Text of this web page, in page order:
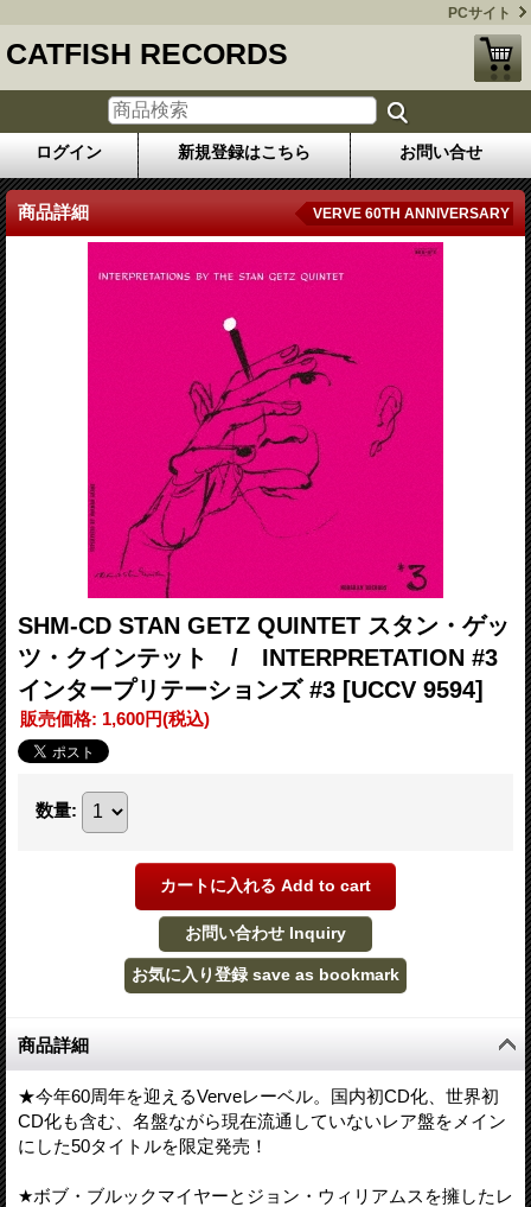
PCサイト
CATFISH RECORDS
ログイン 新規登録はこちら お問い合せ
商品詳細 VERVE 60TH ANNIVERSARY
SHM-CD STAN GETZ QUINTET スタン・ゲッ
ツ・クインテット / INTERPRETATION #3
インタープリテーションズ #3 [UCCV 9594]
販売価格: 1,600円(税込)
数量:
商品詳細
★今年60周年を迎えるVerveレーベル。国内初CD化、世界初
CD化も含む、名盤ながら現在流通していないレア盤をメイン
にした50タイトルを限定発売！
★ボブ・ブルックマイヤーとジョン・ウィリアムスを擁したレ